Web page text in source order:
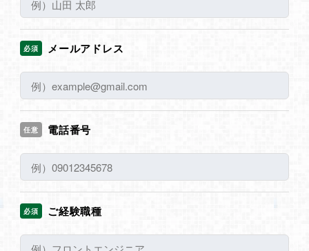
必須 メールアドレス
任意 電話番号
必須 ご経験職種